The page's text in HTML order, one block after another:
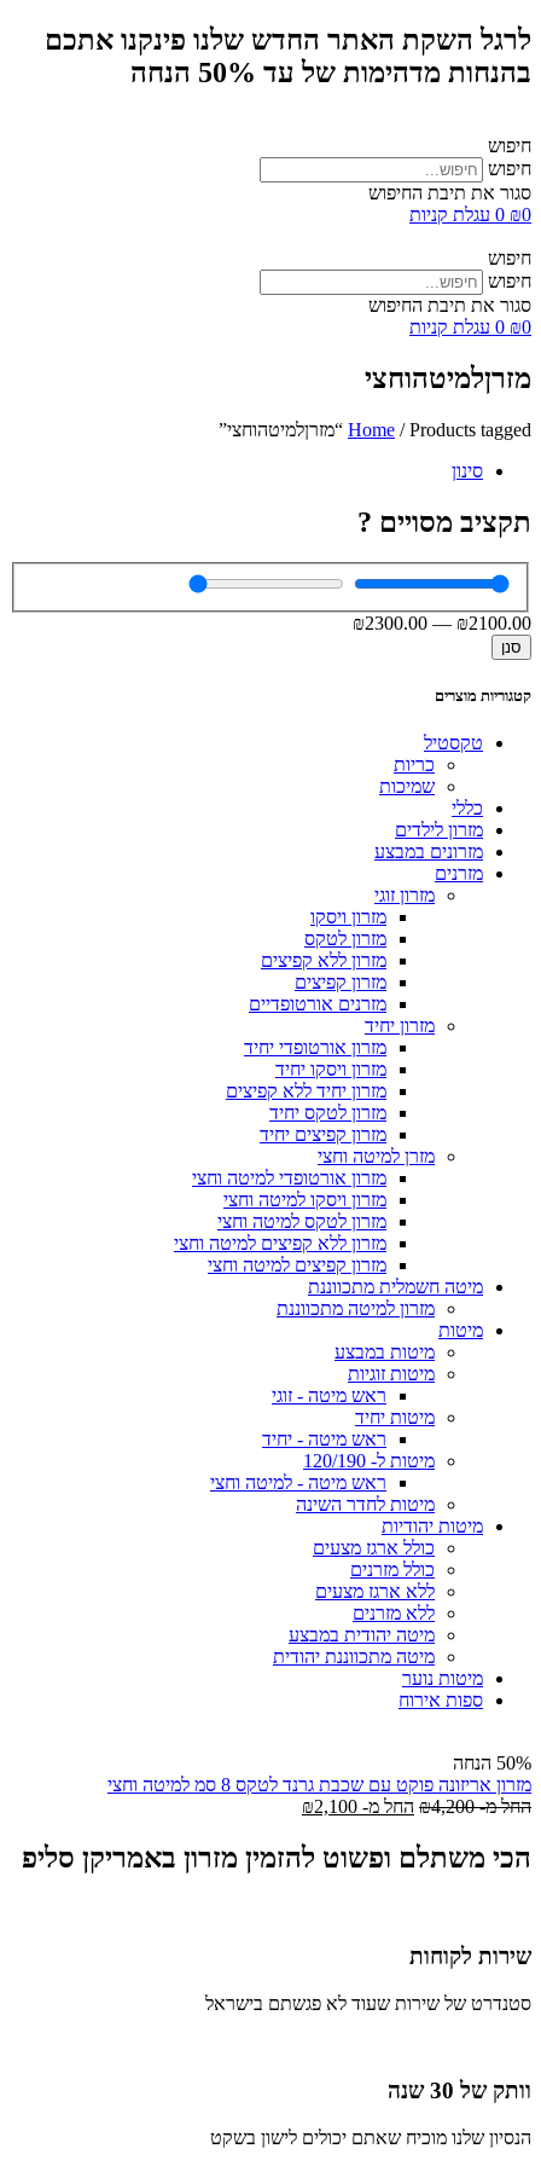
לרגל השקת האתר החדש שלנו פינקנו אתכם
בהנחות מדהימות של עד 50% הנחה
חיפוש
חיפוש
סגור את תיבת החיפוש
₪0
0 עגלת קניות
חיפוש
חיפוש
סגור את תיבת החיפוש
₪0
0 עגלת קניות
מזרןלמיטהוחצי
Home / Products tagged “מזרןלמיטהוחצי”
סינון
תקציב מסויים ?
₪2100.00
—
₪2300.00
סנן
קטגוריות מוצרים
טקסטיל
כריות
שמיכות
כללי
מזרון לילדים
מזרונים במבצע
מזרנים
מזרון זוגי
מזרון ויסקו
מזרון לטקס
מזרון ללא קפיצים
מזרון קפיצים
מזרנים אורטופדיים
מזרון יחיד
מזרון אורטופדי יחיד
מזרון ויסקו יחיד
מזרון יחיד ללא קפיצים
מזרון לטקס יחיד
מזרון קפיצים יחיד
מזרן למיטה וחצי
מזרון אורטופדי למיטה וחצי
מזרון ויסקו למיטה וחצי
מזרון לטקס למיטה וחצי
מזרון ללא קפיצים למיטה וחצי
מזרון קפיצים למיטה וחצי
מיטה חשמלית מתכווננת
מזרון למיטה מתכווננת
מיטות
מיטות במבצע
מיטות זוגיות
ראש מיטה - זוגי
מיטות יחיד
ראש מיטה - יחיד
מיטות ל- 120/190
ראש מיטה - למיטה וחצי
מיטות לחדר השינה
מיטות יהודיות
כולל ארגז מצעים
כולל מזרנים
ללא ארגז מצעים
ללא מזרנים
מיטה יהודית במבצע
מיטה מתכווננת יהודית
מיטות נוער
ספות אירוח
50% הנחה
מזרון אריזונה פוקט עם שכבת גרנד לטקס 8 סמ למיטה וחצי
החל מ-
₪4,200 החל מ- ₪2,100
הכי משתלם ופשוט להזמין מזרון באמריקן סליפ
שירות לקוחות
סטנדרט של שירות שעוד לא פגשתם בישראל
וותק של 30 שנה
הנסיון שלנו מוכיח שאתם יכולים לישון בשקט